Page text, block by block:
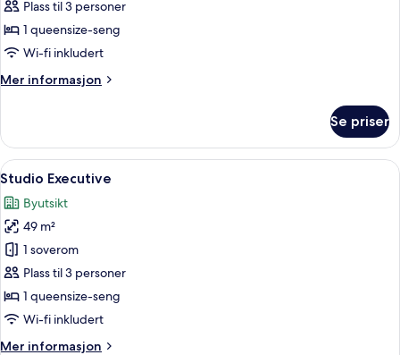
Deluxe
Queen
Plass til 3 personer
1 queensize-seng
Wi-fi inkludert
Mer informasjon
Mer
Deluxe
Queen
Se priser
Åpne
alle
bildene
av
Studio
Executive
Studio Executive | Safe på rommet,
5
Studio Executive
Byutsikt
49 m²
1 soverom
Plass til 3 personer
1 queensize-seng
Wi-fi inkludert
Mer informasjon
Mer